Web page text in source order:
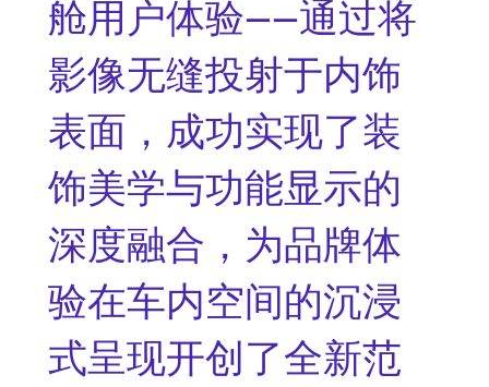
舱用户体验——通过将
影像无缝投射于内饰
表面，成功实现了装
饰美学与功能显示的
深度融合，为品牌体
验在车内空间的沉浸
式呈现开创了全新范